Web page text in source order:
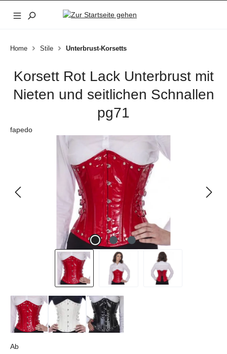
Zum Hauptinhalt springen
Home Stile Unterbrust-Korsetts
Korsett Rot Lack Unterbrust mit
Nieten und seitlichen Schnallen
pg71
fapedo
Bildergalerie überspringen
AbRegulärer Preis: